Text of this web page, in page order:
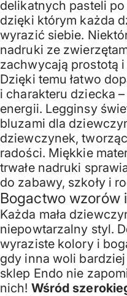
delikatnych pasteli
dzięki którym każda
wyrazić siebie.
nadruki ze
zachwycają prostotą
Dzięki temu łatwo
i charakteru dziecka
energii. Legginsy
bluzami dla
dziewczynek,
radości. Miękkie
trwałe nadruki
do zabawy, szkoły i
Bogactwo wzorów
Każda mała
niepowtarzalny styl.
wyraziste kolory i
gdy inna woli
sklep Endo nie
nich! Wśród